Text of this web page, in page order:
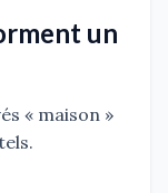
un
« maison »